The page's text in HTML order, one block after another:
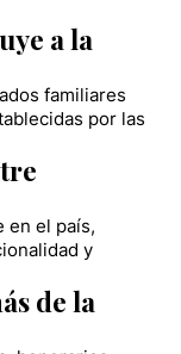
a la
familiares
por las
en el país,
y
de la